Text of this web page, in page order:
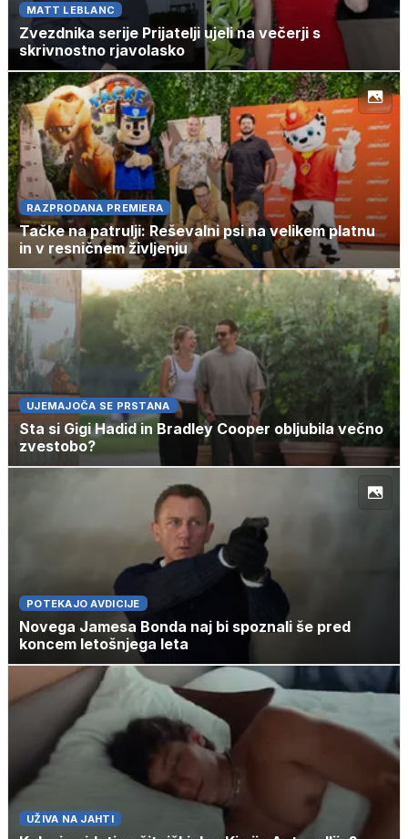
MATT LEBLANC
Zvezdnika serije Prijatelji ujeli na večerji s
skrivnostno rjavolasko
RAZPRODANA PREMIERA
Tačke na patrulji: Reševalni psi na velikem platnu
in v resničnem življenju
UJEMAJOČA SE PRSTANA
Sta si Gigi Hadid in Bradley Cooper obljubila večno
zvestobo?
POTEKAJO AVDICIJE
Novega Jamesa Bonda naj bi spoznali še pred
koncem letošnjega leta
UŽIVA NA JAHTI